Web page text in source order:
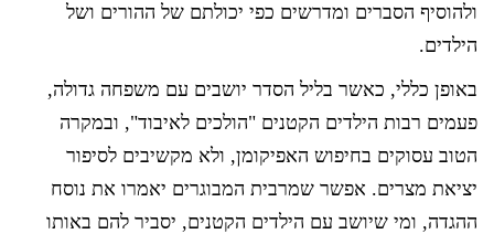
ולהוסיף הסברים ומדרשים כפי יכולתם של ההורים ושל
הילדים.
באופן כללי, כאשר בליל הסדר יושבים עם משפחה גדולה,
פעמים רבות הילדים הקטנים "הולכים לאיבוד", ובמקרה
הטוב עסוקים בחיפוש האפיקומן, ולא מקשיבים לסיפור
יציאת מצרים. אפשר שמרבית המבוגרים יאמרו את נוסח
ההגדה, ומי שיושב עם הילדים הקטנים, יסביר להם באותו